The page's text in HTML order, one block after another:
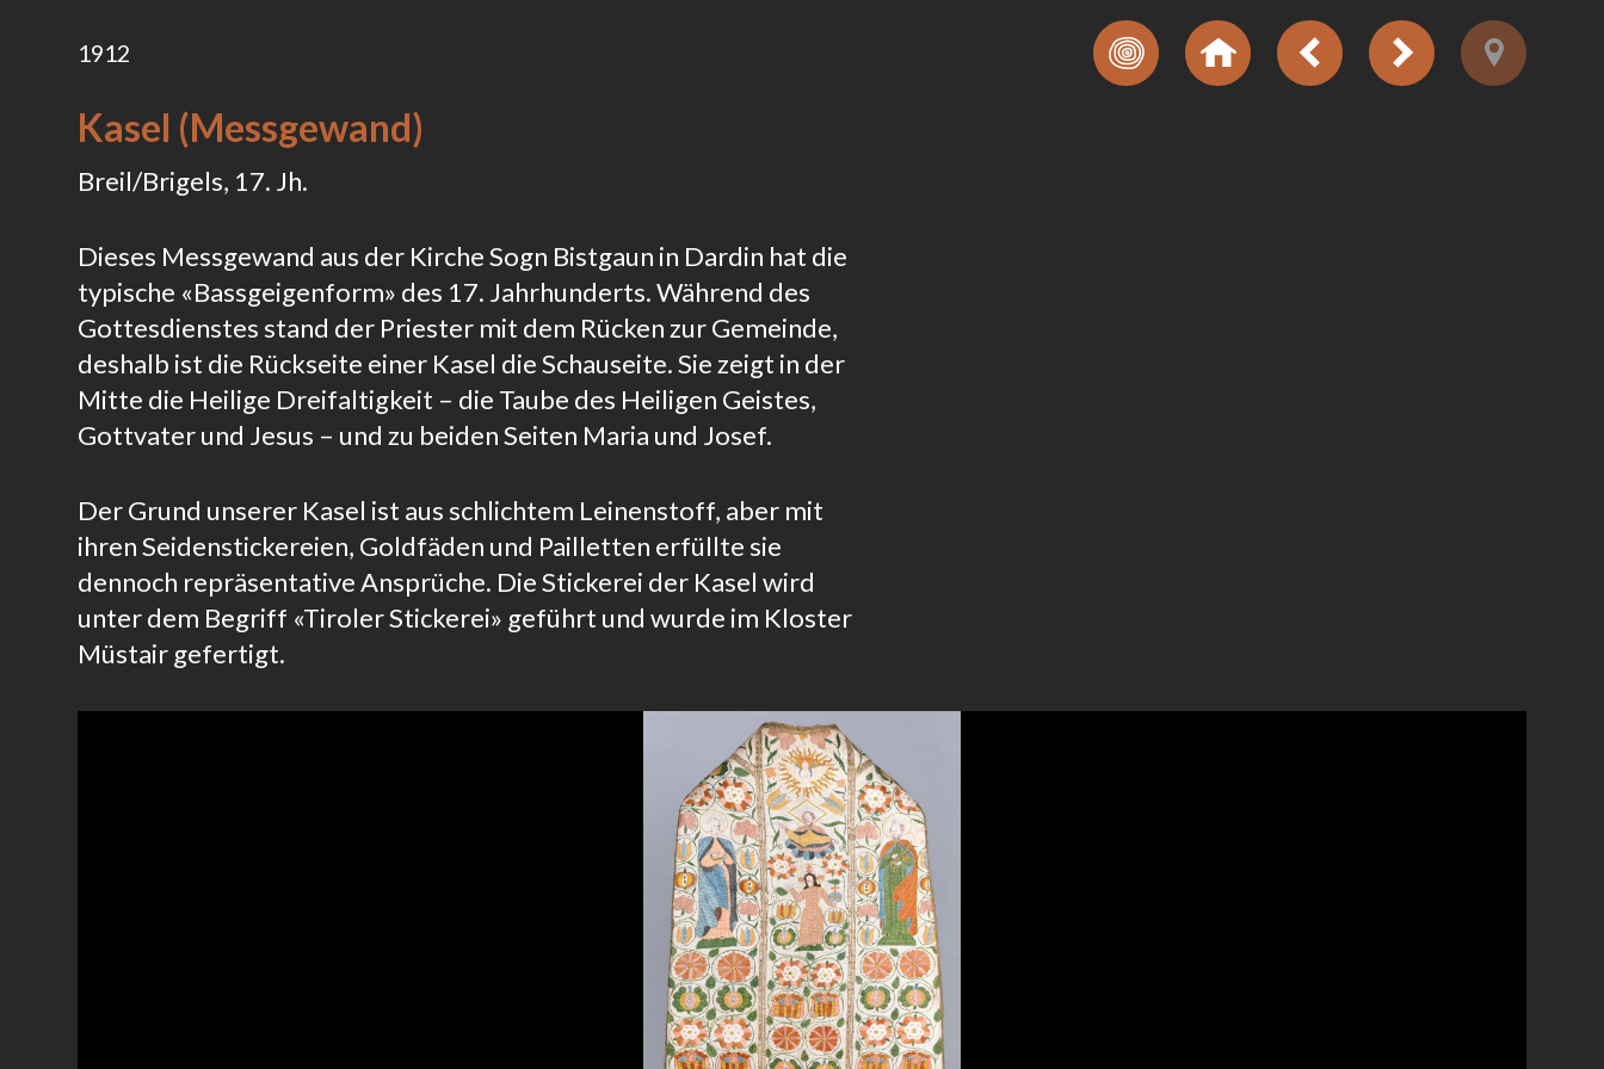
1912
Kasel (Messgewand)
Breil/Brigels, 17. Jh.
Dieses Messgewand aus der Kirche Sogn Bistgaun in Dardin hat die
typische «Bassgeigenform» des 17. Jahrhunderts. Während des
Gottesdienstes stand der Priester mit dem Rücken zur Gemeinde,
deshalb ist die Rückseite einer Kasel die Schauseite. Sie zeigt in der
Mitte die Heilige Dreifaltigkeit – die Taube des Heiligen Geistes,
Gottvater und Jesus – und zu beiden Seiten Maria und Josef.
Der Grund unserer Kasel ist aus schlichtem Leinenstoff, aber mit
ihren Seidenstickereien, Goldfäden und Pailletten erfüllte sie
dennoch repräsentative Ansprüche. Die Stickerei der Kasel wird
unter dem Begriff «Tiroler Stickerei» geführt und wurde im Kloster
Müstair gefertigt.